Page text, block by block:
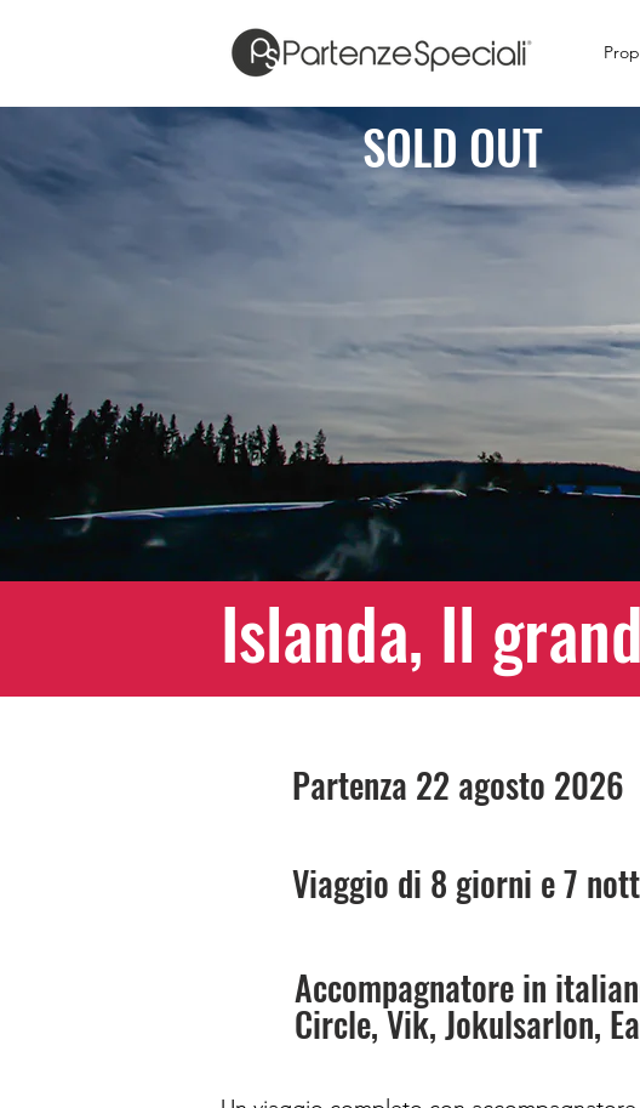
SOLD OUT
Islanda, Il
Partenza 22 agosto 2026
Viaggio di 8 giorni e 7
Accompagnatore in
Circle, Vik, Jokulsarlon,